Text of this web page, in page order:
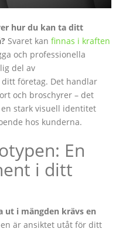
hur du kan ta ditt
Svaret kan finnas i kraften
och professionella
del av
företag. Det handlar
och broschyrer – det
stark visuell identitet
hos kunderna.
En
i ditt
ut i mängden krävs en
är ansiktet utåt för ditt